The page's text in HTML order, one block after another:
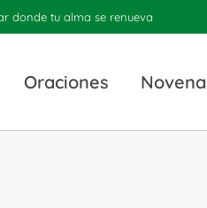
donde tu alma se renueva
Oraciones